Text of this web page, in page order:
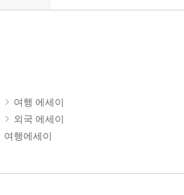
여행 에세이
외국 에세이
여행에세이